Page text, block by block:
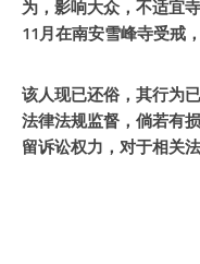
为，影响大众，不适宜
11 月在南安雪峰寺受戒
该人现已还俗，其行为
法律法规监督，倘若有
留诉讼权力，对于相关